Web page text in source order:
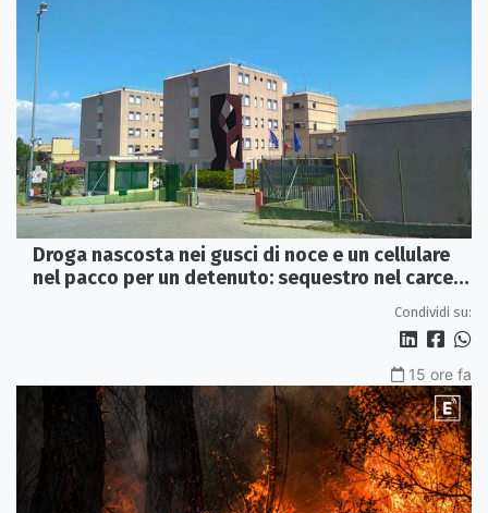
Droga nascosta nei gusci di noce e un cellulare
nel pacco per un detenuto: sequestro nel carcere
Condividi su:
15 ore fa